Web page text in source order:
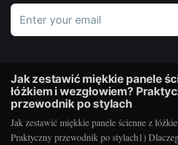
Enter your email
Jak zestawić miękkie panele
łóżkiem i wezgłowiem?
przewodnik po stylach
Jak zestawić miękkie panele ścienne z
Praktyczny przewodnik po stylach1)